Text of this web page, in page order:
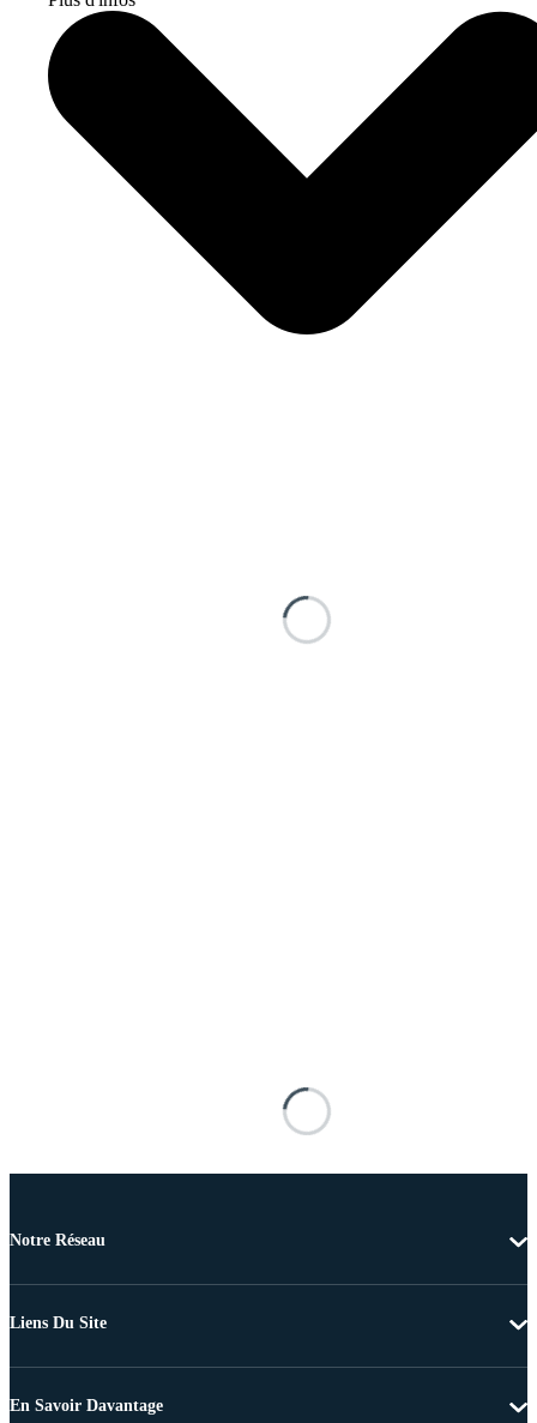
Notre Réseau
Liens Du Site
En Savoir Davantage